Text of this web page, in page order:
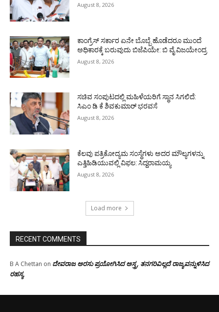
August 8, 2026
ಕಾಂಗ್ರೆಸ್ ಸರ್ಕಾರ ಏನೇ ಬೊಬ್ಬೆ ಹೊಡೆದರೂ ಮುಂದೆ
ಅಧಿಕಾರಕ್ಕೆ ಬರುವುದು ಬಿಜೆಪಿಯೇ: ಬಿ ವೈ ವಿಜಯೇಂದ್ರ
August 8, 2026
ಸಚಿವ ಸಂಪುಟದಲ್ಲಿ ಮಹಿಳೆಯರಿಗೆ ಸ್ಥಾನ ಸಿಗಲಿದೆ:
ಸಿಎಂ ಡಿ ಕೆ ಶಿವಕುಮಾರ್ ಭರವಸೆ
August 8, 2026
ಕೆಲವು ಪತ್ರಿಕೋದ್ಯಮ ಸಂಸ್ಥೆಗಳು ಅದರ ಮೌಲ್ಯಗಳನ್ನು
ಎತ್ತಿಹಿಡಿಯುವಲ್ಲಿ ವಿಫಲ: ಸಿದ್ದರಾಮಯ್ಯ
August 8, 2026
Load more
RECENT COMMENTS
B A Chettan on ದೇವರಾಜ ಅರಸು ಪ್ರಯೋಗಿಸಿದ ಅಸ್ತ್ರ, ತನಗರಿವಿಲ್ಲದೆ ರಾಜ್ಯವನ್ನುಳಿಸಿದ
ರಹಸ್ಯ